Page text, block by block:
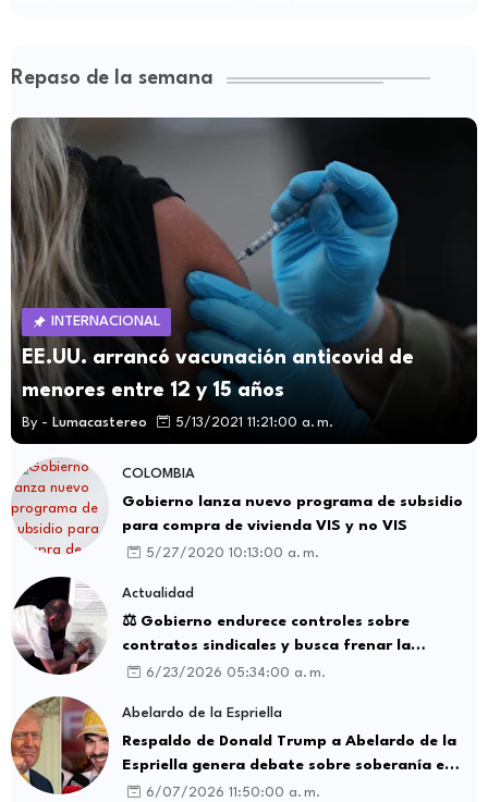
Repaso de la semana
INTERNACIONAL
EE.UU. arrancó vacunación anticovid de
menores entre 12 y 15 años
By - Lumacastereo 5/13/2021 11:21:00 a. m.
COLOMBIA
Gobierno lanza nuevo programa de subsidio
para compra de vivienda VIS y no VIS
5/27/2020 10:13:00 a. m.
Actualidad
⚖️ Gobierno endurece controles sobre
contratos sindicales y busca frenar la
intermediación laboral ilegal
6/23/2026 05:34:00 a. m.
Abelardo de la Espriella
Respaldo de Donald Trump a Abelardo de la
Espriella genera debate sobre soberanía e
influencia internacional
6/07/2026 11:50:00 a. m.